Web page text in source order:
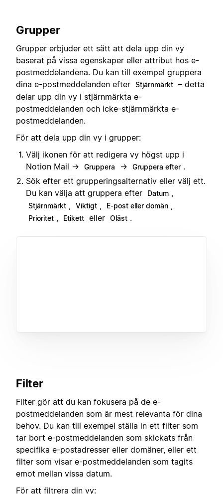
Grupper
Grupper erbjuder ett sätt att dela upp din vy
baserat på vissa egenskaper eller attribut hos e-
postmeddelandena. Du kan till exempel gruppera
dina e-postmeddelanden efter Stjärnmärkt – detta
delar upp din vy i stjärnmärkta e-
postmeddelanden och icke-stjärnmärkta e-
postmeddelanden.
För att dela upp din vy i grupper:
Välj ikonen för att redigera vy högst upp i
Notion Mail →
Gruppera → Gruppera efter .
Sök efter ett grupperingsalternativ eller välj ett.
Du kan välja att gruppera efter
Datum ,
Stjärnmärkt , Viktigt , E-post eller domän ,
Prioritet , Etikett eller Oläst .
Filter
Filter gör att du kan fokusera på de e-
postmeddelanden som är mest relevanta för dina
behov. Du kan till exempel ställa in ett filter som
tar bort e-postmeddelanden som skickats från
specifika e-postadresser eller domäner, eller ett
filter som visar e-postmeddelanden som tagits
emot mellan vissa datum.
För att filtrera din vy: